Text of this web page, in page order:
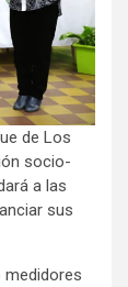
de Los
socio-
a las
sus